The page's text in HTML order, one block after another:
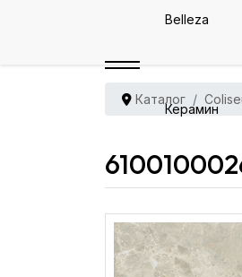
Belleza
Керамин
Каталог